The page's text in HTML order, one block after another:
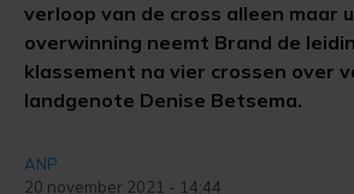
verloop van de cross alleen maar
overwinning neemt Brand de
klassement na vier crossen over
landgenote Denise Betsema.
ANP
20 november 2021 - 14:44